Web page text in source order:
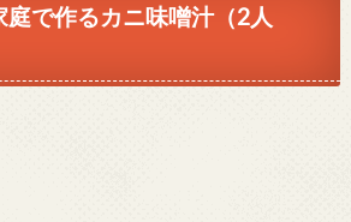
で作るカニ味噌汁（2人